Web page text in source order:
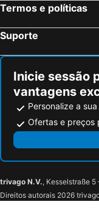
Termos e políticas
Suporte
Inicie sessão
vantagens
Personalize a
Ofertas e preços
trivago N.V., Kesselstraße 5
Direitos autorais 2026